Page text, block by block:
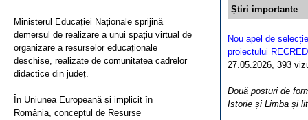
Știri importante
Nou apel de
proiectului RECRED
27.05.2026, 393
Două posturi de
Istorie și Limba și
Ministerul Educației Naționale sprijină
demersul de realizare a unui spațiu virtual de
organizare a resurselor educaționale
deschise, realizate de comunitatea cadrelor
didactice din județ.
În Uniunea Europeană și implicit în
România, conceptul de Resurse